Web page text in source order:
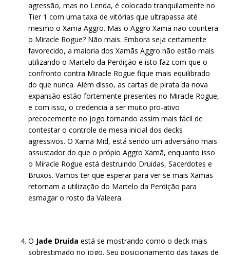
agressão, mas no Lenda, é colocado tranquilamente no
Tier 1 com uma taxa de vitórias que ultrapassa até
mesmo o Xamã Aggro. Mas o Aggro Xamã não countera
o Miracle Rogue? Não mais. Embora seja certamente
favorecido, a maioria dos Xamãs Aggro não estão mais
utilizando o Martelo da Perdição e isto faz com que o
confronto contra Miracle Rogue fique mais equilibrado
do que nunca. Além disso, as cartas de pirata da nova
expansão estão fortemente presentes no Miracle Rogue,
e com isso, o credencia a ser muito pro-ativo
precocemente no jogo tornando assim mais fácil de
contestar o controle de mesa inicial dos decks
agressivos. O Xamã Mid, está sendo um adversário mais
assustador do que o própio Aggro Xamã, enquanto isso
o Miracle Rogue está destruindo Druidas, Sacerdotes e
Bruxos. Vamos ter que esperar para ver se mais Xamãs
retornam a utilização do Martelo da Perdição para
esmagar o rosto da Valeera.
O Jade Druida está se mostrando como o deck mais
sobrestimado no jogo. Seu posicionamento das taxas de